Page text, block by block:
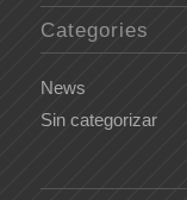
Categories
News
Sin categorizar